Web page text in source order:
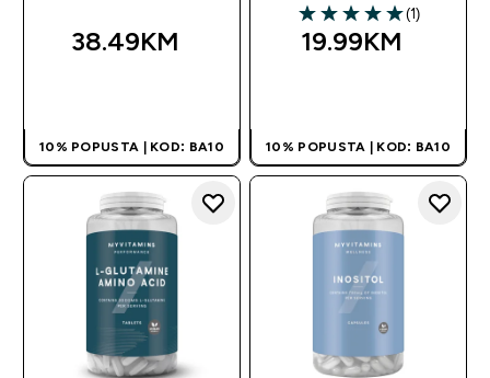
38.49KM‎
10% POPUSTA | KOD: BA10
5 out of 5 stars
(1)
19.99KM‎
10% POPUSTA | KOD: BA10